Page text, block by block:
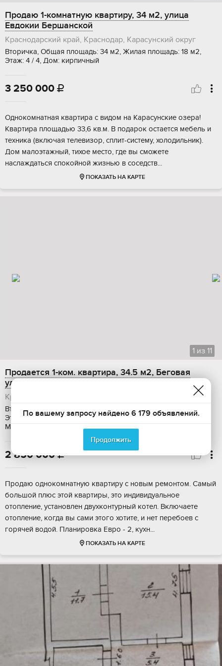
Продаю 1-комнатную квартиру, 34 м2, улица
Евдокии Бершанской
Краснодарский край, Краснодар, Карасунский округ
Вторичка, Общая площадь: 34 м2, Жилая площадь: 18 м2,
Этаж: 4 / 4, Дом: кирпичный
3 250 000 
Однокомнатная квартира с видом на Карасунские озера!
Квартира площадью 33,6 кв.м. В подарок остается мебель и
техника (включая телевизор, сплит-систему, холодильник).
Дом малоэтажный, тихое место, где вы сможете
наслаждаться спокойной жизнью в соседств...
ПОКАЗАТЬ НА КАРТЕ
1 из 11
Продается 1-ком. квартира, 34.5 м2, Беговая
улица, 56к2
Краснодарский край, Краснодар, Прикубанский округ
Вторичка, Общая площадь: 34.5 м2, Жилая площадь: 12 м2,
Этаж: 5 / 5, Ремонт: хороший, Дом: кирпичный, Ипотека,
Материнский капитал
2 850 000
Продаю однокомнатную квартиру с новым ремонтом. Самый
большой плюс этой квартиры, это индивидуальное
отопление, установлен двухконтурный котел. Включаете
отопление, когда вы сами этого хотите, и нет перебоев с
горячей водой. Планировка Евро - 2, кухн...
ПОКАЗАТЬ НА КАРТЕ
По вашему запросу найдено 6 179 объявлений.
Продолжить